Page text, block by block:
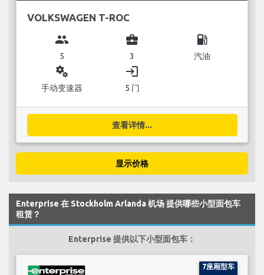
VOLKSWAGEN T-ROC
group
5
business_center
3
local_gas_station
汽油
miscellaneous_services
手动变速器
login
5 门
查看详情...
显示价格
Enterprise 在 Stockholm Arlanda 机场 提供哪些小型面包车
租赁？
Enterprise 提供以下小型面包车：
7座厢型车